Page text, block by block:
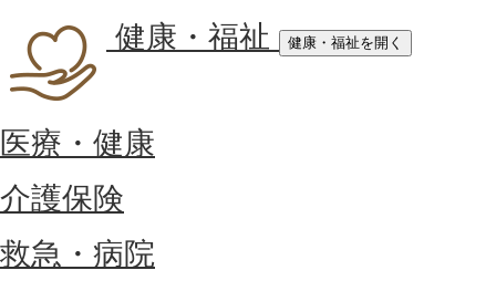
健康・福祉
健康・福祉を開く
医療・健康
介護保険
救急・病院